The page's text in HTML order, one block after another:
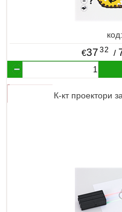
код:
€37 32 /
К-кт проектори